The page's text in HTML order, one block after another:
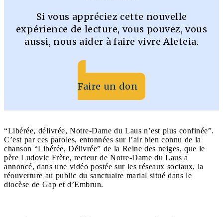
Si vous appréciez cette nouvelle
expérience de lecture, vous pouvez, vous
aussi, nous aider à faire vivre Aleteia.
Faire un don
“Libérée, délivrée, Notre-Dame du Laus n’est plus confinée”.
C’est par ces paroles, entonnées sur l’air bien connu de la
chanson “Libérée, Délivrée” de la Reine des neiges, que le
père Ludovic Frère, recteur de Notre-Dame du Laus a
annoncé, dans une vidéo postée sur les réseaux sociaux, la
réouverture au public du sanctuaire marial situé dans le
diocèse de Gap et d’Embrun.